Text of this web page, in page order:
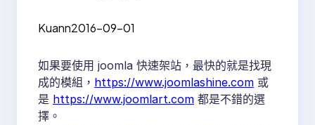
Kuann2016-09-01
如果要使用 joomla 快速架站，最快的就是找現
成的模組， https://www.joomlashine.com 或
是 https://www.joomlart.com 都是不錯的選
擇。